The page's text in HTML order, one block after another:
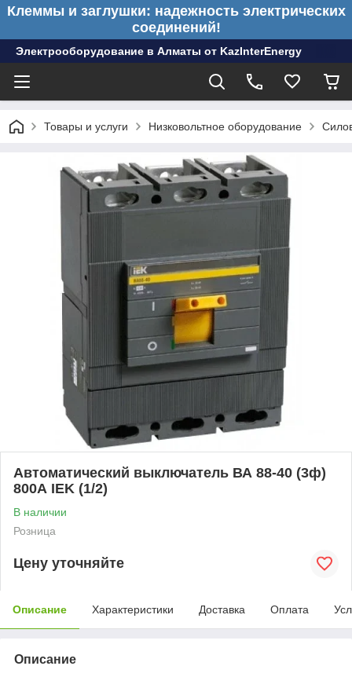
Клеммы и заглушки: надежность электрических
соединений!
Электрооборудование в Алматы от KazInterEnergy
Товары и услуги Низковольтное оборудование
Автоматический выключатель ВА 88-40 (3ф)
800А IEK (1/2)
В наличии
Розница
Цену уточняйте
Описание Характеристики Доставка Оплата
Описание